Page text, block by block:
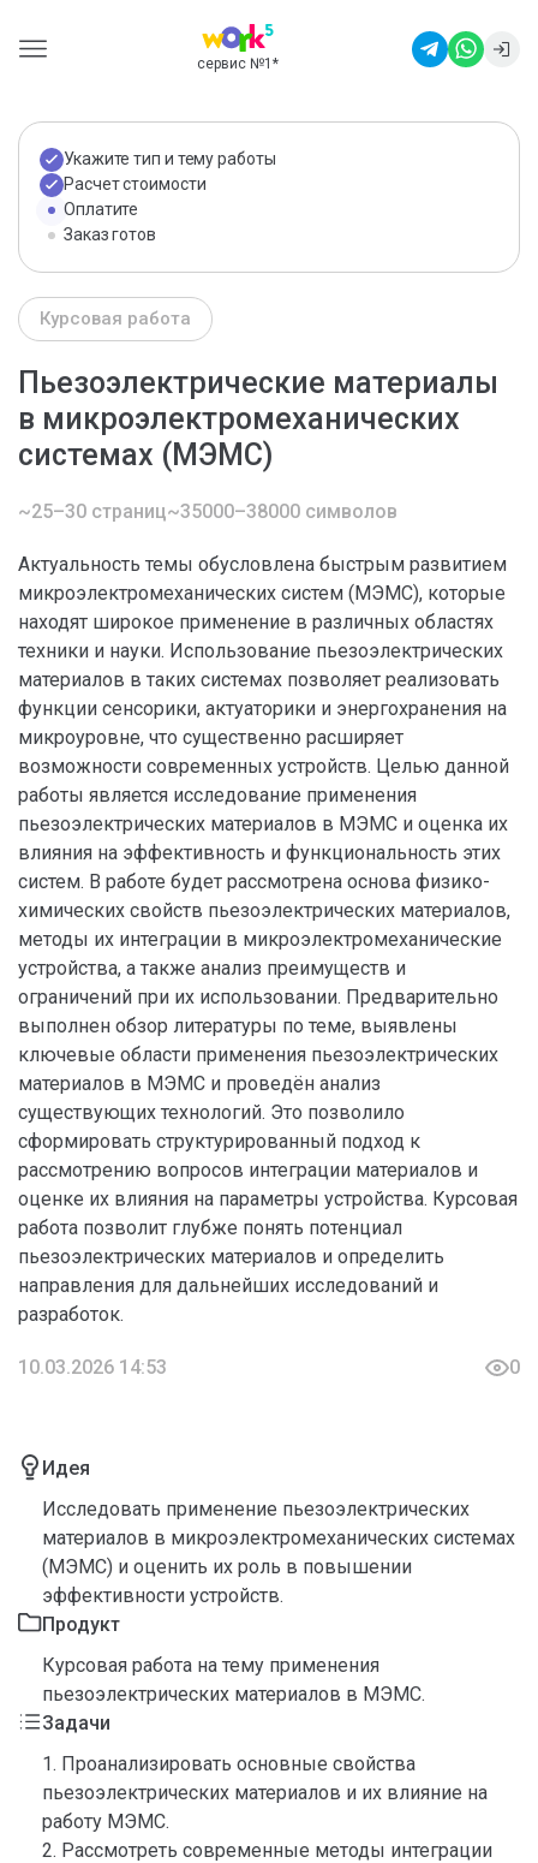
сервис №1 *
Укажите тип и тему работы
Расчет стоимости
Оплатите
Заказ готов
Курсовая работа
Пьезоэлектрические материалы
в микроэлектромеханических
системах (МЭМС)
~25–30 страниц~35000–38000 символов
Актуальность темы обусловлена быстрым развитием
микроэлектромеханических систем (МЭМС), которые
находят широкое применение в различных областях
техники и науки. Использование пьезоэлектрических
материалов в таких системах позволяет реализовать
функции сенсорики, актуаторики и энергохранения на
микроуровне, что существенно расширяет
возможности современных устройств. Целью данной
работы является исследование применения
пьезоэлектрических материалов в МЭМС и оценка их
влияния на эффективность и функциональность этих
систем. В работе будет рассмотрена основа физико-
химических свойств пьезоэлектрических материалов,
методы их интеграции в микроэлектромеханические
устройства, а также анализ преимуществ и
ограничений при их использовании. Предварительно
выполнен обзор литературы по теме, выявлены
ключевые области применения пьезоэлектрических
материалов в МЭМС и проведён анализ
существующих технологий. Это позволило
сформировать структурированный подход к
рассмотрению вопросов интеграции материалов и
оценке их влияния на параметры устройства. Курсовая
работа позволит глубже понять потенциал
пьезоэлектрических материалов и определить
направления для дальнейших исследований и
разработок.
10.03.2026 14:53 0
Идея
Исследовать применение пьезоэлектрических
материалов в микроэлектромеханических системах
(МЭМС) и оценить их роль в повышении
эффективности устройств.
Продукт
Курсовая работа на тему применения
пьезоэлектрических материалов в МЭМС.
Задачи
1. Проанализировать основные свойства
пьезоэлектрических материалов и их влияние на
работу МЭМС.
2. Рассмотреть современные методы интеграции